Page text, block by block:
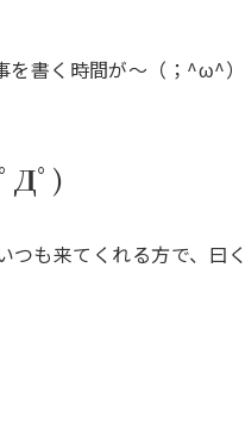
を書く時間が～（；
Дﾟ)
も来てくれる方で、